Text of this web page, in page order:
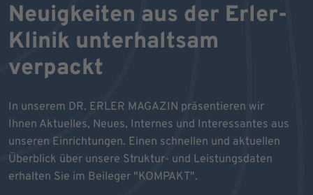
Neuigkeiten aus der Erler-
Klinik unterhaltsam
verpackt
In unserem DR. ERLER MAGAZIN präsentieren wir
Ihnen Aktuelles, Neues, Internes und Interessantes aus
unseren Einrichtungen. Einen schnellen und aktuellen
Überblick über unsere Struktur- und Leistungsdaten
erhalten Sie im Beileger "KOMPAKT".